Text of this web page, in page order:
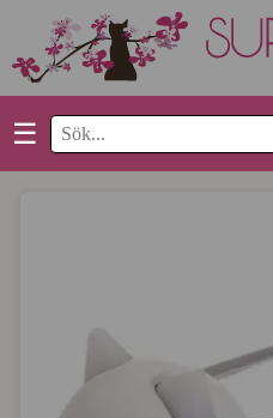
☰